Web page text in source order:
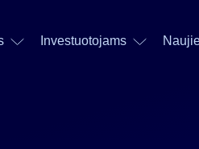
Investuotojams